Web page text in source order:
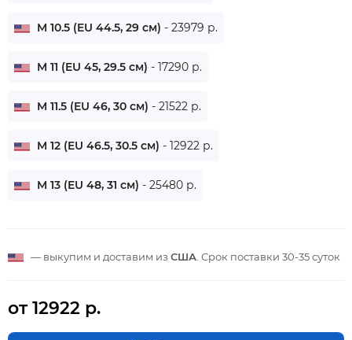
M 10.5 (EU 44.5, 29 см) - 23979 р.
M 11 (EU 45, 29.5 см) - 17290 р.
M 11.5 (EU 46, 30 см) - 21522 р.
M 12 (EU 46.5, 30.5 см) - 12922 р.
M 13 (EU 48, 31 см) - 25480 р.
— выкупим и доставим из США . Срок поставки 30-35 суток
от 12922 р.